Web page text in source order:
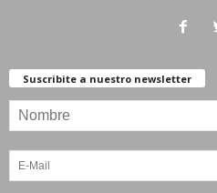
Suscribite a nuestro newsletter